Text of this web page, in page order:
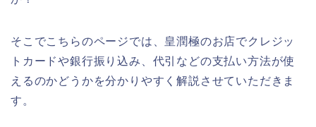
そこでこちらのページでは、皇潤極のお店でクレジッ
トカードや銀行振り込み、代引などの支払い方法が使
えるのかどうかを分かりやすく解説させていただきま
す。